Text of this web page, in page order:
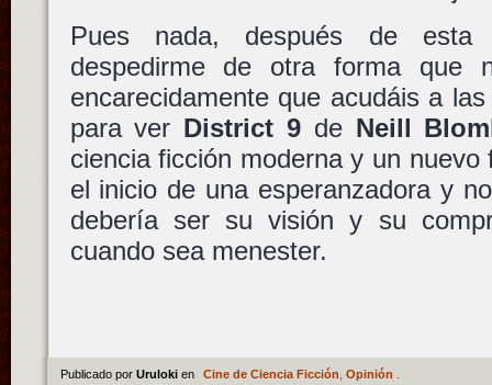
Pues nada, después de esta
despedirme de otra forma que
encarecidamente que acudáis a
para ver District 9de Neill
ciencia ficción moderna y un
el inicio de una esperanzadora y
debería ser su visión y su
cuando sea menester.
Publicado por Uruloki en Cine de Ciencia Ficción Opinión